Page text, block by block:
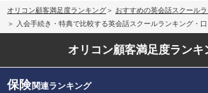
オリコン顧客満足度ランキング おすすめの英会話スクール
入会手続き・特典で比較する英会話スクールランキング・
オリコン顧客満足度ランキ
保険関連ランキング